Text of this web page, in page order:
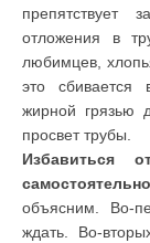
отложения в
любимцев,
это сбивается
жирной грязью
просвет трубы.
Избавиться
объясним. Во-
ждать. Во-